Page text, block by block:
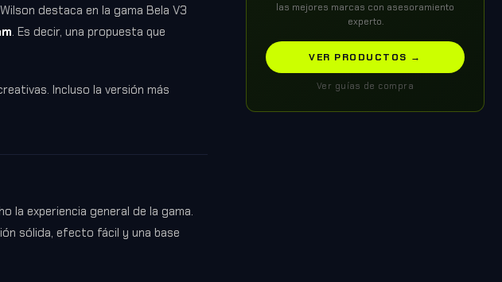
destaca en la gama Bela V3
. Es decir, una propuesta que
Incluso la versión más
la experiencia general de la gama.
sólida, efecto fácil y una base
las mejores marcas con asesoramiento
experto.
VER PRODUCTOS →
Ver guías de compra